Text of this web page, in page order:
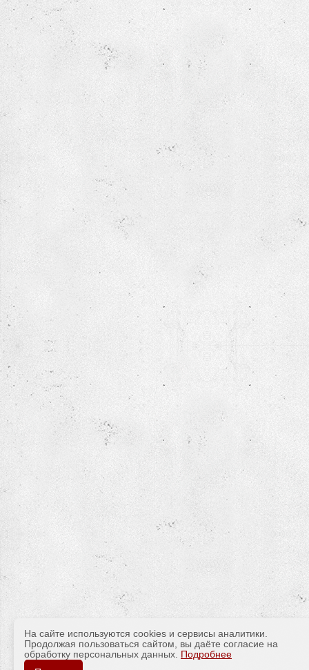
На сайте используются cookies и сервисы аналитики.
Продолжая пользоваться сайтом, вы даёте согласие на
обработку персональных данных. Подробнее